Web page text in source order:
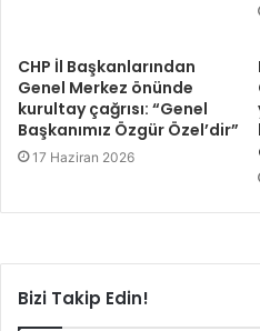
CHP İl Başkanlarından
Genel Merkez önünde
kurultay çağrısı: “Genel
Başkanımız Özgür Özel’dir”
17 Haziran 2026
Bizi Takip Edin!